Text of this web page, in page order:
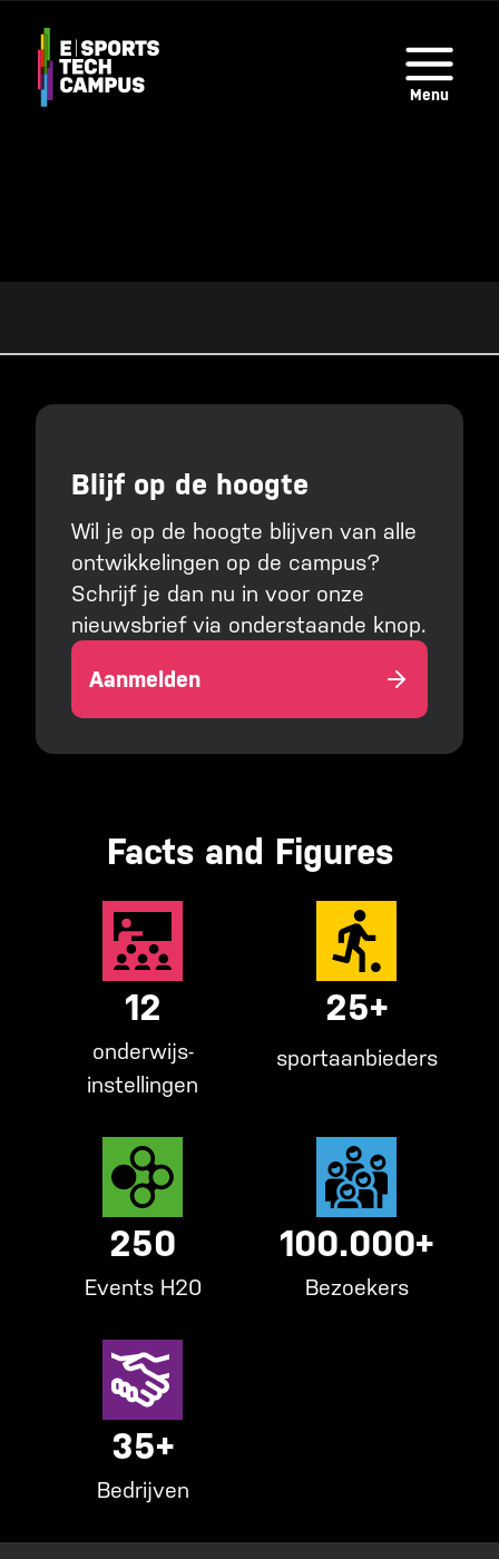
naar
Menu
Facts and Figures
12
onderwijs-
instellingen
25+
sportaanbieders
250
Events H20
100.000+
Bezoekers
35+
Bedrijven
Blijf op de hoogte
Wil je op de hoogte blijven van alle
ontwikkelingen op de campus?
Schrijf je dan nu in voor onze
nieuwsbrief via onderstaande knop.
Aanmelden